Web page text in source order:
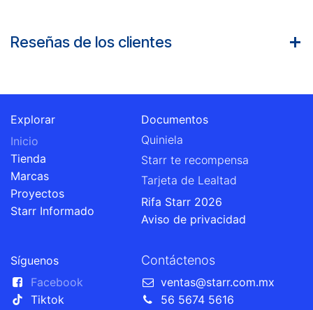
Reseñas de los clientes
Explorar
Inicio
Tienda
Marcas
Proyectos
Starr Informado
Documentos
Quiniela
Starr te recompensa
Tarjeta de Lealtad
Rifa Starr 2026
Aviso de privacidad
Síguenos
Facebook
Tiktok
Contáctenos
ventas@starr.com.mx
56 5674 5616